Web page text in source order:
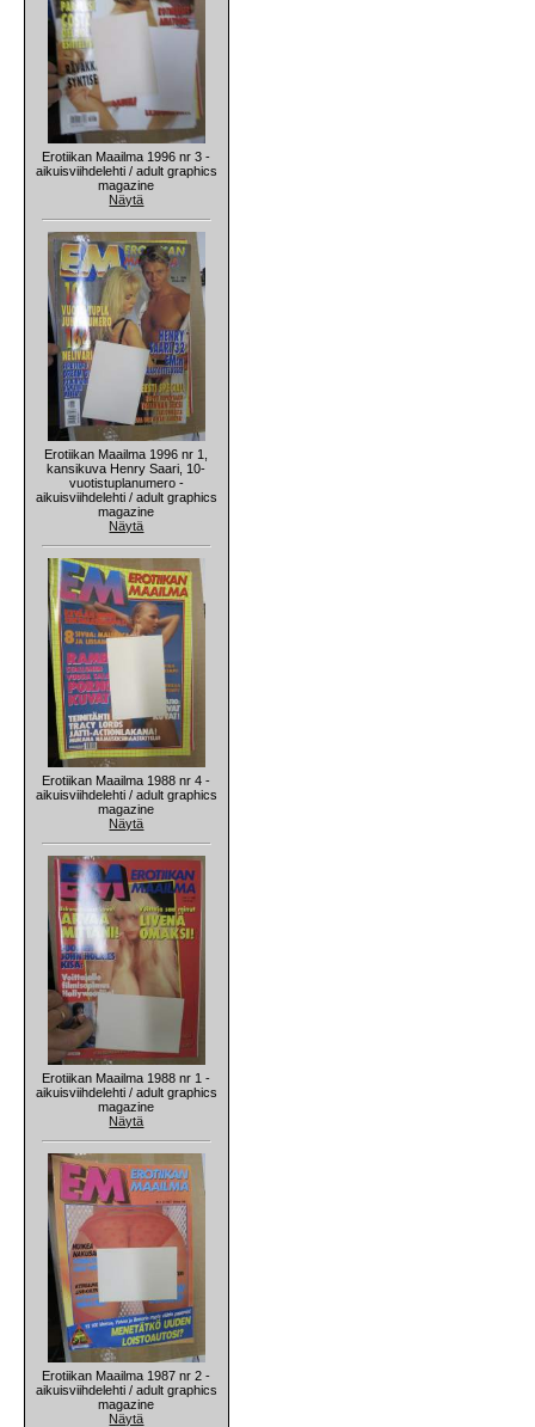
Erotiikan Maailma 1996 nr 3 -
aikuisviihdelehti / adult graphics
magazine
Näytä
Erotiikan Maailma 1996 nr 1,
kansikuva Henry Saari, 10-
vuotistuplanumero -
aikuisviihdelehti / adult graphics
magazine
Näytä
Erotiikan Maailma 1988 nr 4 -
aikuisviihdelehti / adult graphics
magazine
Näytä
Erotiikan Maailma 1988 nr 1 -
aikuisviihdelehti / adult graphics
magazine
Näytä
Erotiikan Maailma 1987 nr 2 -
aikuisviihdelehti / adult graphics
magazine
Näytä